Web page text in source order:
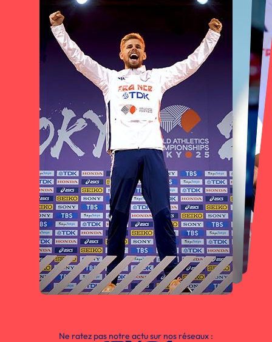
Ne ratez pas notre actu sur nos réseaux :